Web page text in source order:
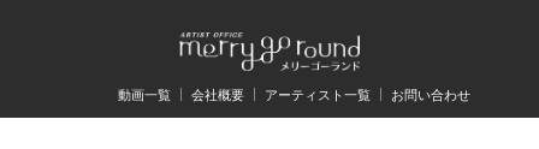
動画一覧 会社概要 アーティスト一覧 お問い合わせ